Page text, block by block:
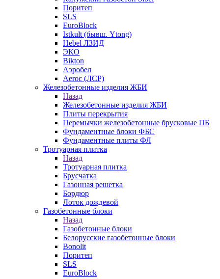
Поритеп
SLS
EuroBlock
Istkult (бывш. Ytong)
Hebel ЛЗИД
ЭКО
Bikton
Аэробел
Aeroc (ЛСР)
Железобетонные изделия ЖБИ
Назад
Железобетонные изделия ЖБИ
Плиты перекрытия
Перемычки железобетонные брусковые ПБ
Фундаментные блоки ФБС
Фундаментные плиты ФЛ
Тротуарная плитка
Назад
Тротуарная плитка
Брусчатка
Газонная решетка
Бордюр
Лоток дождевой
Газобетонные блоки
Назад
Газобетонные блоки
Белорусские газобетонные блоки
Bonolit
Поритеп
SLS
EuroBlock